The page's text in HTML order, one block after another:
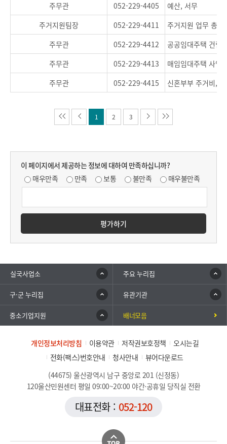
주무관
052-229-4405
예산, 서무
주거지원팀장
052-229-4411
주거지원 업무 총괄
주무관
052-229-4412
공공임대주택 건립
주무관
052-229-4413
매임임대주택 사업
주무관
052-229-4415 신혼부부 주거비,
1 2 3
이 페이지에서 제공하는 정보에 대하여 만족하십니까?
매우만족
만족 보통 불만족 매우불만족
평가하기
실국사업소 주요 누리집
구·군 누리집 유관기관
중소기업지원 배너모음
개인정보처리방침 이용약관 저작권보호정책
오시는길
전화(팩스)번호안내
청사안내
뷰어다운로드
(44675) 울산광역시 남구 중앙로 201 (신정동)
120울산민원센터 평일 09:00~20:00 야간·공휴일 당직실 전환
대표전화 : 052-120